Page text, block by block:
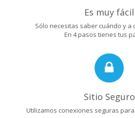
Es muy fácil
Sólo necesitas saber cuándo y a
En 4 pasos tienes tus
Sitio Seguro
Utilizamos conexiones seguras